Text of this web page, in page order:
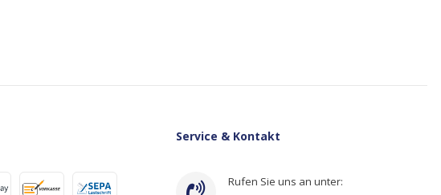
Service & Kontakt
Rufen Sie uns an unter: